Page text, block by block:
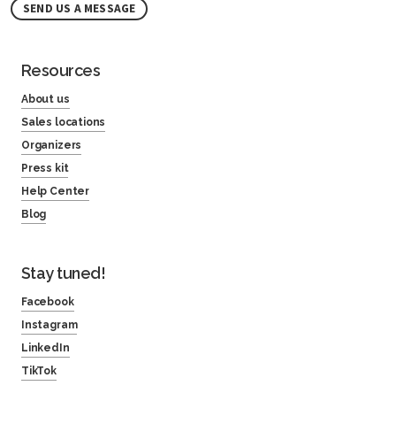
SEND US A MESSAGE
Resources
About us
Sales locations
Organizers
Press kit
Help Center
Blog
Stay tuned!
Facebook
Instagram
LinkedIn
TikTok